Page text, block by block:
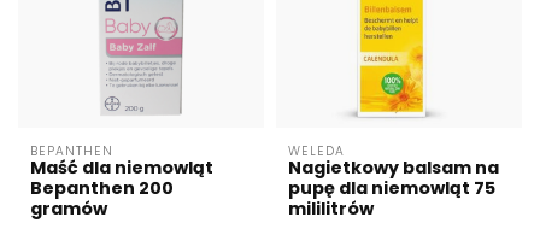
BEPANTHEN
Maść dla niemowląt
Bepanthen 200
gramów
WELEDA
Nagietkowy balsam na
pupę dla niemowląt 75
mililitrów